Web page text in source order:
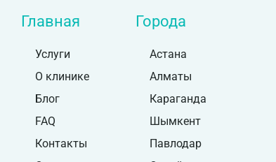
Главная
Услуги
О клинике
Блог
FAQ
Контакты
Города
Астана
Алматы
Караганда
Шымкент
Павлодар